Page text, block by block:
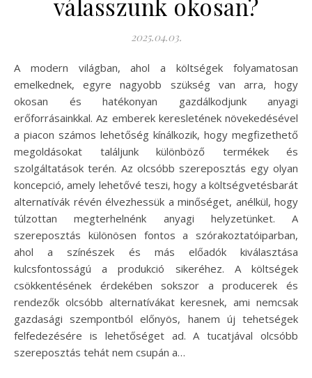
válasszunk okosan?
2025.04.03.
A modern világban, ahol a költségek folyamatosan
emelkednek, egyre nagyobb szükség van arra, hogy
okosan és hatékonyan gazdálkodjunk anyagi
erőforrásainkkal. Az emberek keresletének növekedésével
a piacon számos lehetőség kínálkozik, hogy megfizethető
megoldásokat találjunk különböző termékek és
szolgáltatások terén. Az olcsóbb szereposztás egy olyan
koncepció, amely lehetővé teszi, hogy a költségvetésbarát
alternatívák révén élvezhessük a minőséget, anélkül, hogy
túlzottan megterhelnénk anyagi helyzetünket. A
szereposztás különösen fontos a szórakoztatóiparban,
ahol a színészek és más előadók kiválasztása
kulcsfontosságú a produkció sikeréhez. A költségek
csökkentésének érdekében sokszor a producerek és
rendezők olcsóbb alternatívákat keresnek, ami nemcsak
gazdasági szempontból előnyös, hanem új tehetségek
felfedezésére is lehetőséget ad. A tucatjával olcsóbb
szereposztás tehát nem csupán a…